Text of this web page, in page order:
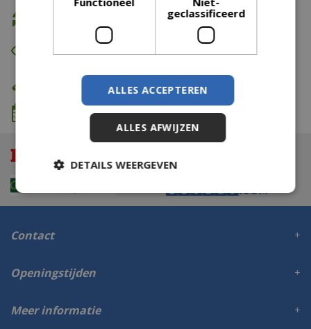
Eerst zien dan betalen
Eigen bezorg- & installatieservice
We komen wanneer het jou uitkomt
Contact
Openingstijden
Meer informatie
geclassificeerd
ALLES ACCEPTEREN
ALLES AFWIJZEN
DETAILS WEERGEVEN